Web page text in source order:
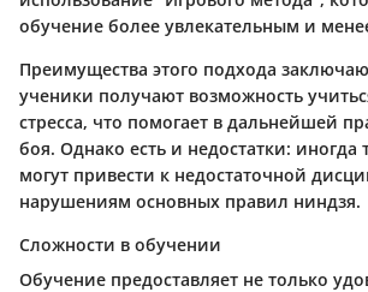
обучение более увлекательным и
Преимущества этого подхода
ученики получают возможность
стресса, что помогает в дальнейшей
боя. Однако есть и недостатки: иногда
могут привести к недостаточной
нарушениям основных правил ниндзя.
Сложности в обучении
Обучение предоставляет не только